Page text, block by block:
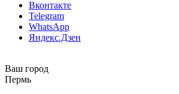
Вконтакте
Telegram
WhatsApp
Яндекс.Дзен
Ваш город
Пермь